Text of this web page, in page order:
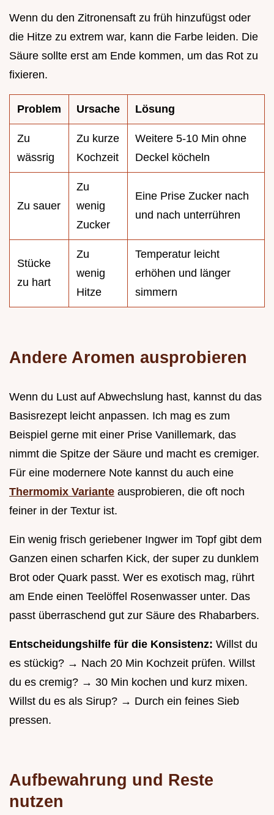
Wenn du den Zitronensaft zu früh hinzufügst oder
die Hitze zu extrem war, kann die Farbe leiden. Die
Säure sollte erst am Ende kommen, um das Rot zu
fixieren.
Problem Ursache Lösung
Zu
wässrig
Zu kurze
Kochzeit
Weitere 5-10 Min ohne
Deckel köcheln
Zu sauer
Zu
wenig
Zucker
Eine Prise Zucker nach
und nach unterrühren
Stücke
zu hart
Zu
wenig
Hitze
Temperatur leicht
erhöhen und länger
simmern
Andere Aromen ausprobieren
Wenn du Lust auf Abwechslung hast, kannst du das
Basisrezept leicht anpassen. Ich mag es zum
Beispiel gerne mit einer Prise Vanillemark, das
nimmt die Spitze der Säure und macht es cremiger.
Für eine modernere Note kannst du auch eine
Thermomix Variante ausprobieren, die oft noch
feiner in der Textur ist.
Ein wenig frisch geriebener Ingwer im Topf gibt dem
Ganzen einen scharfen Kick, der super zu dunklem
Brot oder Quark passt. Wer es exotisch mag, rührt
am Ende einen Teelöffel Rosenwasser unter. Das
passt überraschend gut zur Säure des Rhabarbers.
Entscheidungshilfe für die Konsistenz: Willst du
es stückig? → Nach 20 Min Kochzeit prüfen. Willst
du es cremig? → 30 Min kochen und kurz mixen.
Willst du es als Sirup? → Durch ein feines Sieb
pressen.
Aufbewahrung und Reste
nutzen